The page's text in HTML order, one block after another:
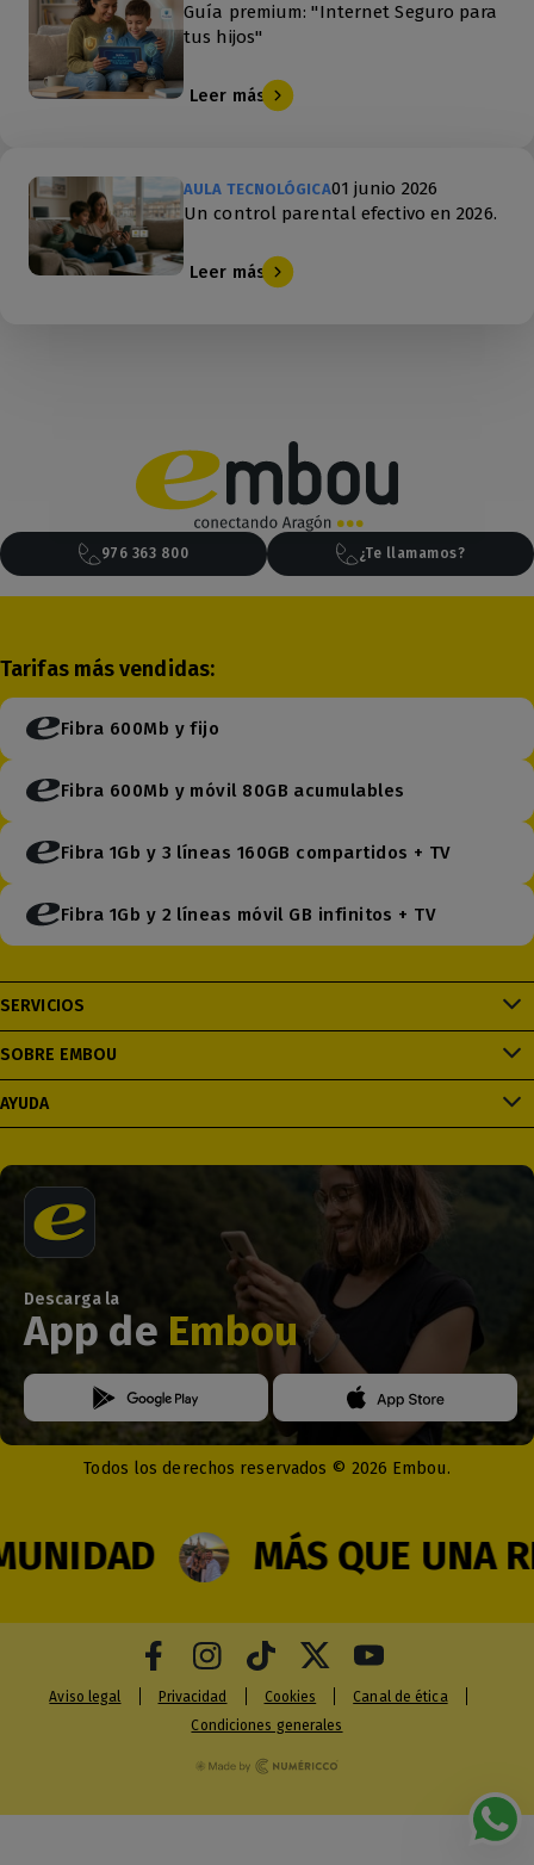
Guía premium: "Internet Seguro para
tus hijos"
Leer más
AULA TECNOLÓGICA01 junio 2026
Un control parental efectivo en 2026.
Leer más
976 363 800 ¿Te llamamos?
Tarifas más vendidas:
Fibra 600Mb y fijo
Fibra 600Mb y móvil 80GB acumulables
Fibra 1Gb y 3 líneas 160GB compartidos + TV
Fibra 1Gb y 2 líneas móvil GB infinitos + TV
SERVICIOS
SOBRE EMBOU
AYUDA
Descarga la
App de Embou
Todos los derechos reservados © 2026 Embou.
MÁS QUE UNA RED
Aviso legal Privacidad Cookies
Canal de ética
Condiciones generales